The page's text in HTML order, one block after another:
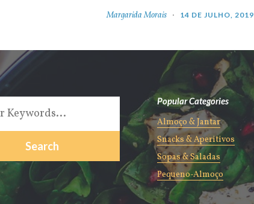
Margarida Morais 14 DE JULHO, 2019
Popular Categories
Almoço & Jantar
Snacks & Aperitivos
Sopas & Saladas
Pequeno-Almoço